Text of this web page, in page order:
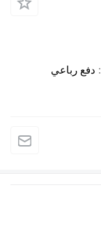
دفع رباعي